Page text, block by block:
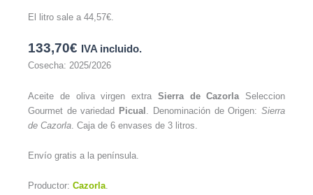
El litro sale a 44,57€.
133,70€ IVA incluido.
Cosecha: 2025/2026
Aceite de oliva virgen extra Sierra de Cazorla Seleccion
Gourmet de variedad Picual . Denominación de Origen:Sierra
de Cazorla . Caja de 6 envases de 3 litros.
Envío gratis a la península.
Productor: Cazorla.